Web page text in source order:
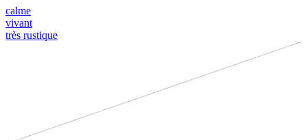
calme
vivant
très rustique